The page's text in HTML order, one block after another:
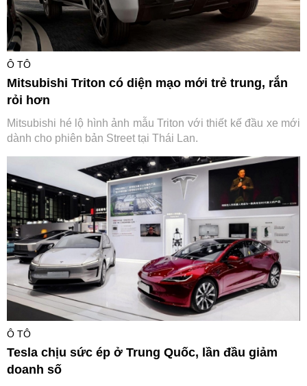
Ô TÔ
Mitsubishi Triton có diện mạo mới trẻ trung, rắn
rỏi hơn
Mitsubishi hé lộ hình ảnh mẫu Triton với thiết kế đầu xe mới
dành cho phiên bản Street tại Thái Lan.
Ô TÔ
Tesla chịu sức ép ở Trung Quốc, lần đầu giảm
doanh số